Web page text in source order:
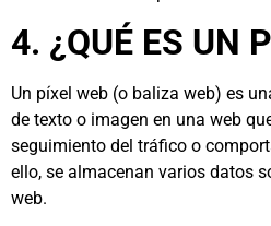
4. ¿QUÉ ES UN
Un píxel web (o baliza web) es
de texto o imagen en una web
seguimiento del tráfico o
ello, se almacenan varios datos
web.